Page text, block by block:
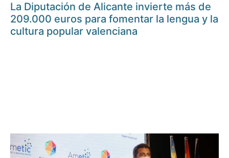
La Diputación de Alicante invierte más de
209.000 euros para fomentar la lengua y la
cultura popular valenciana